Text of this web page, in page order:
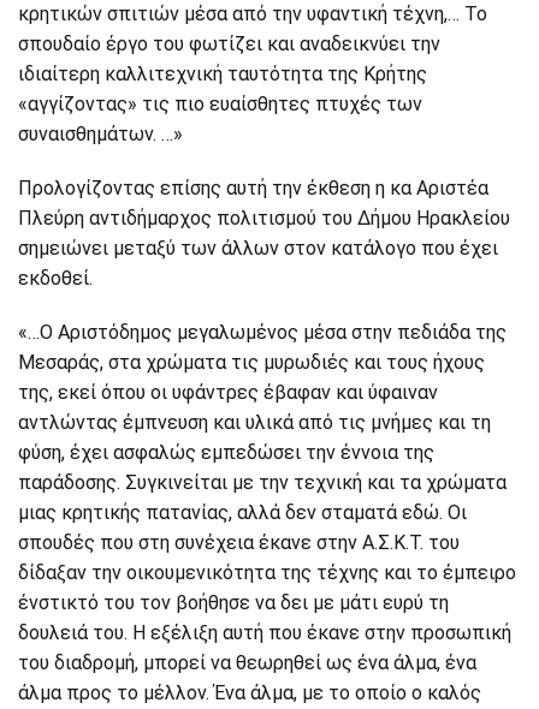
κρητικών σπιτιών μέσα από την υφαντική τέχνη,… Το
σπουδαίο έργο του φωτίζει και αναδεικνύει την
ιδιαίτερη καλλιτεχνική ταυτότητα της Κρήτης
«αγγίζοντας» τις πιο ευαίσθητες πτυχές των
συναισθημάτων. …»
Προλογίζοντας επίσης αυτή την έκθεση η κα Αριστέα
Πλεύρη αντιδήμαρχος πολιτισμού του Δήμου Ηρακλείου
σημειώνει μεταξύ των άλλων στον κατάλογο που έχει
εκδοθεί.
«…Ο Αριστόδημος μεγαλωμένος μέσα στην πεδιάδα της
Μεσαράς, στα χρώματα τις μυρωδιές και τους ήχους
της, εκεί όπου οι υφάντρες έβαφαν και ύφαιναν
αντλώντας έμπνευση και υλικά από τις μνήμες και τη
φύση, έχει ασφαλώς εμπεδώσει την έννοια της
παράδοσης. Συγκινείται με την τεχνική και τα χρώματα
μιας κρητικής πατανίας, αλλά δεν σταματά εδώ. Οι
σπουδές που στη συνέχεια έκανε στην Α.Σ.Κ.Τ. του
δίδαξαν την οικουμενικότητα της τέχνης και το έμπειρο
ένστικτό του τον βοήθησε να δει με μάτι ευρύ τη
δουλειά του. Η εξέλιξη αυτή που έκανε στην προσωπική
του διαδρομή, μπορεί να θεωρηθεί ως ένα άλμα, ένα
άλμα προς το μέλλον. Ένα άλμα, με το οποίο ο καλός